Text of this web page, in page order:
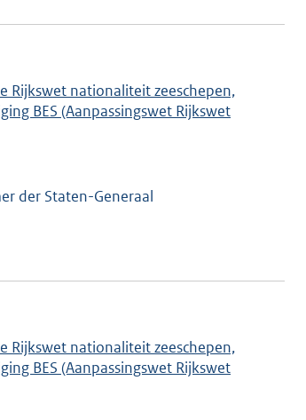
Rijkswet nationaliteit zeeschepen,
BES (Aanpassingswet Rijkswet
der Staten-Generaal
Rijkswet nationaliteit zeeschepen,
BES (Aanpassingswet Rijkswet